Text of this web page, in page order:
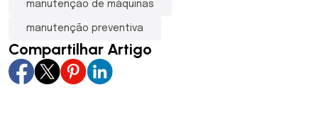
manutenção de máquinas
manutenção preventiva
Compartilhar Artigo